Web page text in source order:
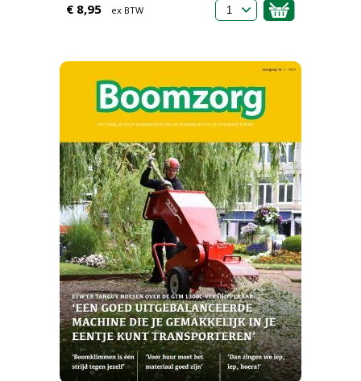
€ 8,95 ex BTW